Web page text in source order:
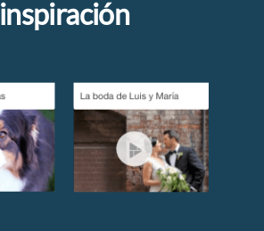
inspiración